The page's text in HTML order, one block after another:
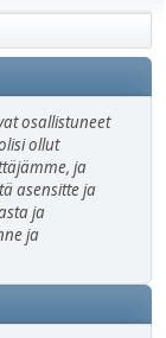
osallistuneet
ollut
ja
asensitte ja
ja
ja